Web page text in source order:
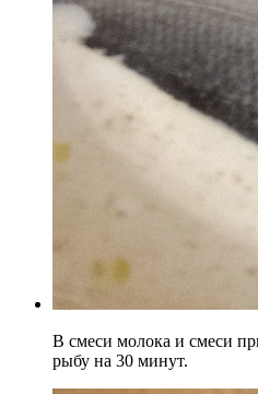
В смеси молока и смеси
рыбу на 30 минут.